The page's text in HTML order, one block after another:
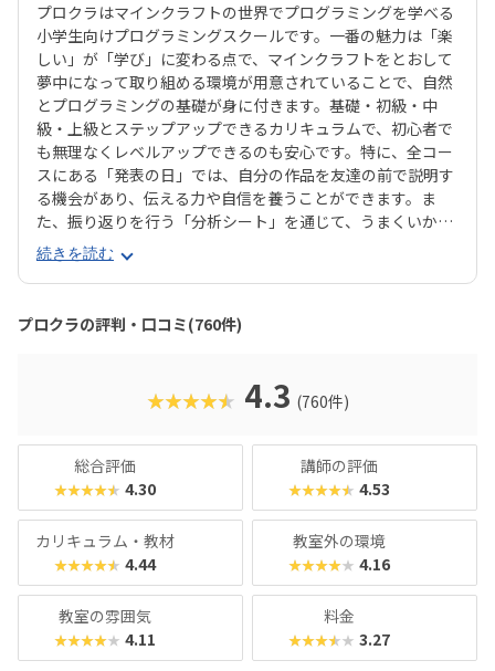
プロクラはマインクラフトの世界でプログラミングを学べる
小学生向けプログラミングスクールです。一番の魅力は「楽
しい」が「学び」に変わる点で、マインクラフトをとおして
夢中になって取り組める環境が用意されていることで、自然
とプログラミングの基礎が身に付きます。基礎・初級・中
級・上級とステップアップできるカリキュラムで、初心者で
も無理なくレベルアップできるのも安心です。特に、全コー
スにある「発表の日」では、自分の作品を友達の前で説明す
る機会があり、伝える力や自信を養うことができます。ま
た、振り返りを行う「分析シート」を通じて、うまくいかな
かった点をどう改善するかを考える習慣が身に付くのも特徴
です。さらに、講師は子どもたちの答えを引き出すコーチン
グ型指導を採用。自分で考え、解決する力を育みます。全国
600以上の教室で展開され、初めてでも安心して参加できる
無料体験も実施中。遊びながら未来につながる力を育てられ
続きを読む
プロクラの評判・口コミ(760件)
★★★★★ 4.3 (760件)
総合評価
★★★★★ 4.30
講師の評価
★★★★★ 4.53
カリキュラム・教材
★★★★★ 4.44
教室外の環境
★★★★★ 4.16
教室の雰囲気
★★★★★ 4.11
料金
★★★★★ 3.27